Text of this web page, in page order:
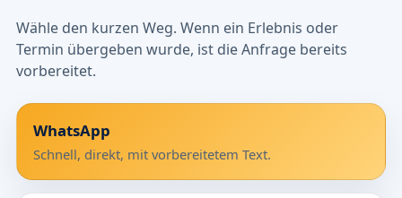
Wähle den kurzen Weg. Wenn ein Erlebnis oder
Termin übergeben wurde, ist die Anfrage bereits
vorbereitet.
WhatsApp
Schnell, direkt, mit vorbereitetem Text.